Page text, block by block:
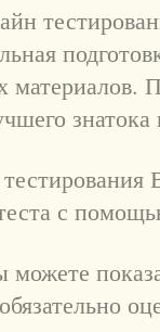
материалов.
с